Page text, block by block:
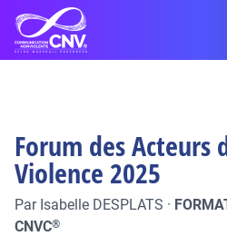
Forum des Acteurs
Violence 2025
Par Isabelle DESPLATS ·
CNVC®